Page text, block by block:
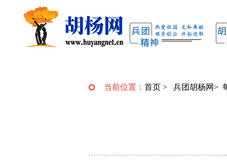
当前位置： 首页 > 兵团胡杨网>